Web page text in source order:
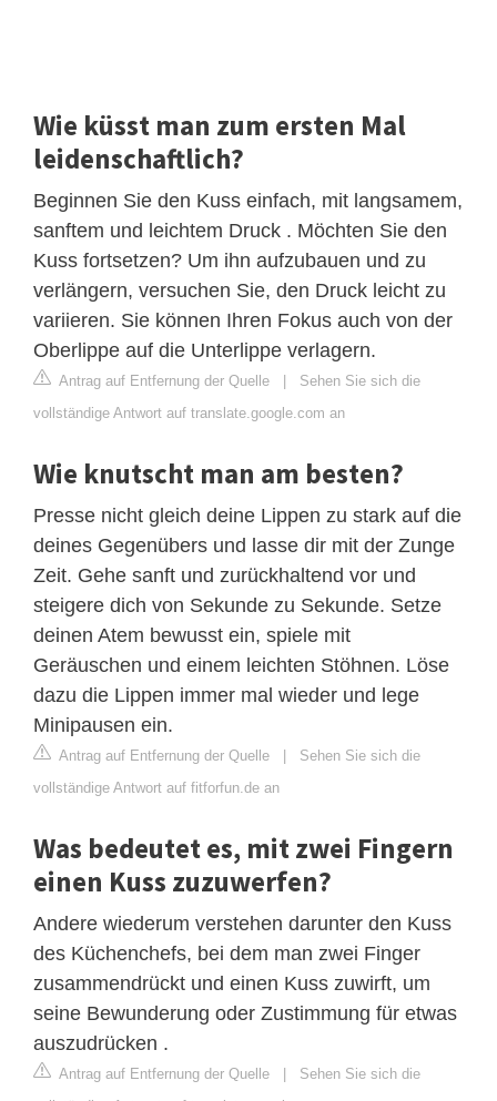
Wie küsst man zum ersten Mal
leidenschaftlich?
Beginnen Sie den Kuss einfach, mit langsamem,
sanftem und leichtem Druck . Möchten Sie den
Kuss fortsetzen? Um ihn aufzubauen und zu
verlängern, versuchen Sie, den Druck leicht zu
variieren. Sie können Ihren Fokus auch von der
Oberlippe auf die Unterlippe verlagern.
Antrag auf Entfernung der Quelle | Sehen Sie sich die
vollständige Antwort auf translate.google.com an
Wie knutscht man am besten?
Presse nicht gleich deine Lippen zu stark auf die
deines Gegenübers und lasse dir mit der Zunge
Zeit. Gehe sanft und zurückhaltend vor und
steigere dich von Sekunde zu Sekunde. Setze
deinen Atem bewusst ein, spiele mit
Geräuschen und einem leichten Stöhnen. Löse
dazu die Lippen immer mal wieder und lege
Minipausen ein.
Antrag auf Entfernung der Quelle | Sehen Sie sich die
vollständige Antwort auf fitforfun.de an
Was bedeutet es, mit zwei Fingern
einen Kuss zuzuwerfen?
Andere wiederum verstehen darunter den Kuss
des Küchenchefs, bei dem man zwei Finger
zusammendrückt und einen Kuss zuwirft, um
seine Bewunderung oder Zustimmung für etwas
auszudrücken .
Antrag auf Entfernung der Quelle | Sehen Sie sich die